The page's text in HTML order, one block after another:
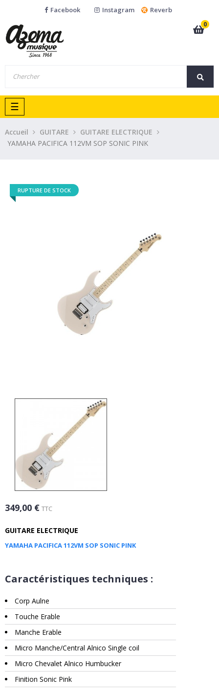
Facebook Instagram
Reverb
0
Basculer
la
navigation
☰
Accueil GUITARE
GUITARE ELECTRIQUE
YAMAHA PACIFICA 112VM SOP SONIC PINK
RUPTURE DE STOCK
349,00 € TTC
GUITARE ELECTRIQUE
YAMAHA PACIFICA 112VM SOP SONIC PINK
Caractéristiques techniques :
Corp Aulne
Touche Erable
Manche Erable
Micro Manche/Central Alnico Single coil
Micro Chevalet Alnico Humbucker
Finition Sonic Pink